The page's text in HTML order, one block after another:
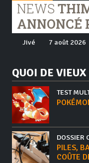
NEWS
ANNONCÉ
Jivé 7 août 2026
QUOI DE VIEUX
TEST
DOSSIER
PILES,
COÛTE